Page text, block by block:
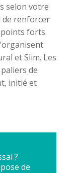
selon votre
de renforcer
forts.
et Slim. Les
de
initié et
?
de